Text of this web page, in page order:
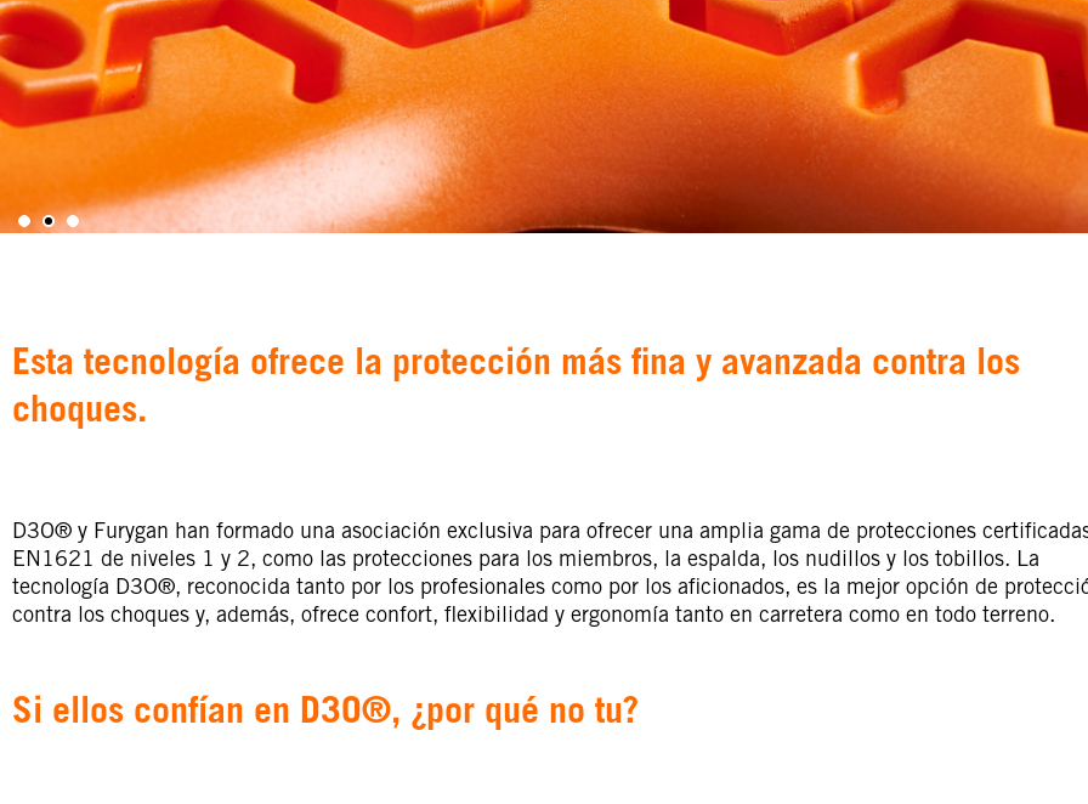
1 2 3
Esta tecnología ofrece la protección más fina y avanzada contra los
choques.
D3O® y Furygan han formado una asociación exclusiva para ofrecer una amplia gama de protecciones
EN1621 de niveles 1 y 2, como las protecciones para los miembros, la espalda, los nudillos y los tobillos. La
tecnología D3O®, reconocida tanto por los profesionales como por los aficionados, es la mejor opción de
contra los choques y, además, ofrece confort, flexibilidad y ergonomía tanto en carretera como en todo terreno.
Si ellos confían en D3O®, ¿por qué no tu?